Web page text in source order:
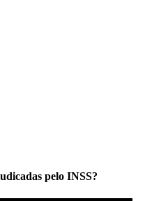
pelo INSS?